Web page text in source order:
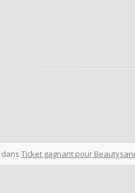
dans Ticket gagnant pour